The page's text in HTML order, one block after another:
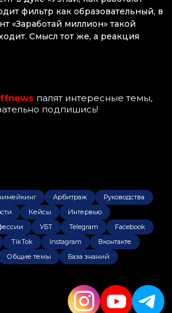
фильтр как образовательный, в
«Заработай миллион» такой
Смысл тот же, а реакция
палят интересные темы,
подпишись!
Арбитраж
Руководства
Кейсы
Интервью
УБТ Telegram
Facebook
TikTok Instagram
Вконтакте
Общие темы База знаний